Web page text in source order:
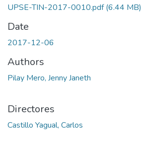
UPSE-TIN-2017-0010.pdf(6.44 MB)
Date
2017-12-06
Authors
Pilay Mero, Jenny Janeth
Directores
Castillo Yagual, Carlos